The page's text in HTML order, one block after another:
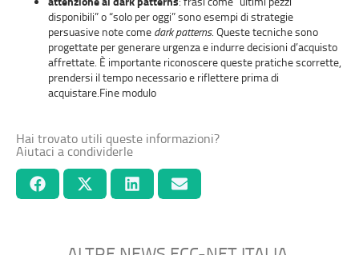
disponibili” o “solo per oggi” sono esempi di strategie
persuasive note come dark patterns. Queste tecniche sono
progettate per generare urgenza e indurre decisioni d’acquisto
affrettate. È importante riconoscere queste pratiche scorrette,
prendersi il tempo necessario e riflettere prima di
acquistare.Fine modulo
Hai trovato utili queste informazioni?
Aiutaci a condividerle